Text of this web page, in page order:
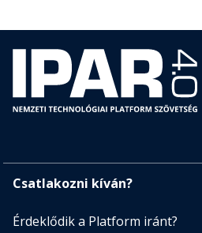
Csatlakozni kíván?
Érdeklődik a Platform iránt?